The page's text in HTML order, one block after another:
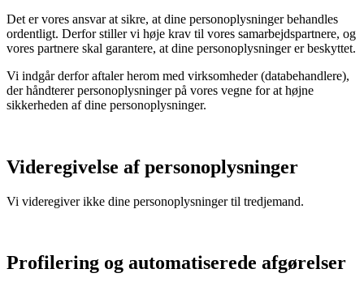
Det er vores ansvar at sikre, at dine personoplysninger behandles
ordentligt. Derfor stiller vi høje krav til vores samarbejdspartnere, og
vores partnere skal garantere, at dine personoplysninger er beskyttet.
Vi indgår derfor aftaler herom med virksomheder (databehandlere),
der håndterer personoplysninger på vores vegne for at højne
sikkerheden af dine personoplysninger.
Videregivelse af personoplysninger
Vi videregiver ikke dine personoplysninger til tredjemand.
Profilering og automatiserede afgørelser